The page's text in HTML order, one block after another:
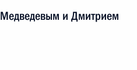
и Дмитрием